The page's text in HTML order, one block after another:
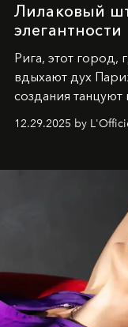
Лилаковый
элегантности
Рига, этот город,
вдыхают дух
создания
12.29.2025 by